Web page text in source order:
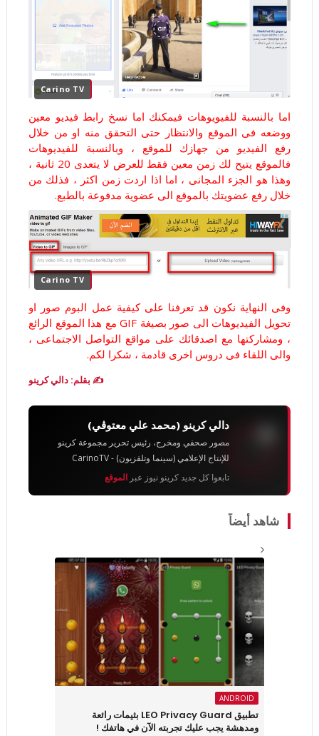
Carino TV
اما بالنسبة للفيويوهات فيمكنك اما نسخ رابط فيديو معين
ووضعه فى الموقع والانتظار حتى التحقق منه او من خلال
رفع الفيديو من جهازك للموقع ، وبالنسبة للفيديوهات
فالموقع يتيح لك زمن معين فقط للعرض لا يتعدى 20 ثانية ،
وهذا هو الجزء المجانى ، اما اذا اردت زمن اكثر ، فذلك من
خلال رفع عضويتك بالموقع الى عضوية مدفوعة بالطبع.
Carino TV
وفى النهاية نكون قد تعرفنا على كيفية عمل البوم صور او
تحويل الفيديوهات الى صور بصيغة GIF مع هذا الموقع الرائع
، ومشاركتها مع اصدقائك على مواقع التواصل الاجتماعى ،
والى اللقاء فى دروس اخرى قادمة ، شكرا لكم.
✍️ بقلم: دالي كرينو
دالي كرينو (محمد علي معتوڨي)
مصور صحفي ومخرج، رئيس تحرير مجموعة كرينو
للإنتاج الإعلامي (سينما وتلفزيون) - CarinoTV
تابعوا كل جديد كرينو نيوز عبر الموقع
شاهد أيضاً
ANDROID
تطبيق LEO Privacy Guard بثيمات رائعة
ومدهشة يجب عليك تجربته الآن في هاتفك !